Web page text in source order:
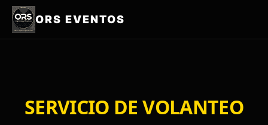
ORS EVENTOS
SERVICIO DE VOLANTEO